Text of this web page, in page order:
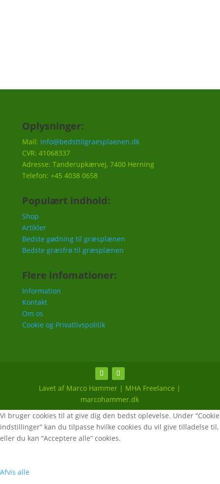
Oplysninger:
Mail: info@bedsttilgraesplaenen.dk
CVR: 41068337
Adresse: Tanderupkærvej, 7400 Herning
Telefon: +45 4038 0658
Populært indhold:
Shop
Artikler
Bedste gødning til græsplænen
Bedste græsfrø til græsplænen
Flere infomationer:
Information
Kontakt
Om os
Cookie og Privatlivspolitik
Lavet af Marco Hammer | MHA Freelance |
marcohammer.dk
Vi bruger cookies til at give dig den bedst oplevelse. Under “Cookie
indstillinger” kan du tilpasse hvilke cookies du vil give tilladelse til,
eller du kan “Acceptere alle” cookies.
Afvis alle